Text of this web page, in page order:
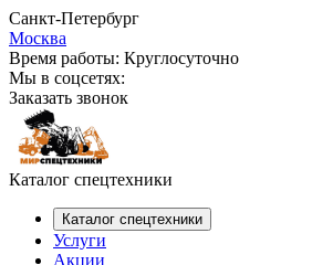
Санкт-Петербург
Москва
Время работы: Круглосуточно
Мы в соцсетях:
Заказать звонок
Каталог спецтехники
Каталог спецтехники
Услуги
Акции